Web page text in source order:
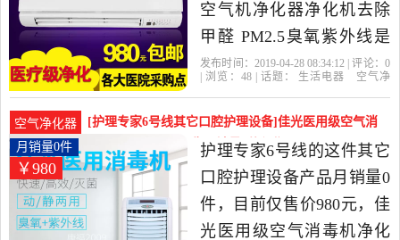
空气机净化器净化机去除
甲醛 PM2.5臭氧紫外线是
2019年凯特贸易精选生活
气净化,氧吧，由广东 广州
发货。
发布时间：2019-04-28 08:34:12 | 评论： 0
| 浏览： 48| 话题： 生活电器
空气净
空气净化器
[护理专家6号线其它口腔护理设备]佳光医用级空气消
毒机净化器净化甲醛 月销量0件仅售980元
￥980
月销量0件
护理专家6号线的这件其它
口腔护理设备产品月销量0
件，目前仅售价980元，佳
光医用级空气消毒机净化